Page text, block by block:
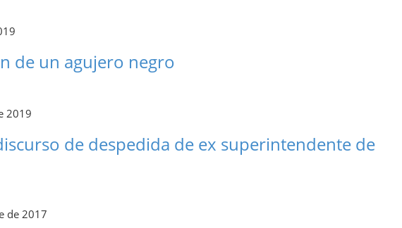
de un agujero negro
2019
de despedida de ex superintendente de
de 2017